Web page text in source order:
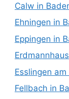
Calw in
Ehningen in
Eppingen in
Esslingen
Fellbach in